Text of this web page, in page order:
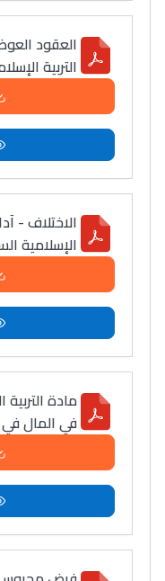
العقود
التربية
الاختلاف -
الإسلامية
مادة
في المال في